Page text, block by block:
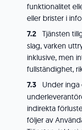
funktionalitet
eller brister i
Tjänsten
slag, varken
inklusive, men
fullständighet,
Under inga
indirekta
följer av